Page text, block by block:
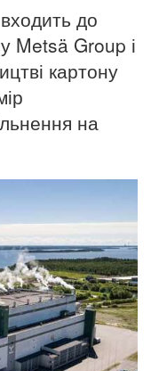
до
Metsä Group і
картону
на